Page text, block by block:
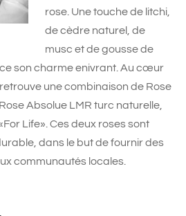
rose. Une touche de litchi,
de cèdre naturel, de
musc et de gousse de
son charme enivrant. Au cœur
une combinaison de Rose
Absolue LMR turc naturelle,
Life». Ces deux roses sont
dans le but de fournir des
communautés locales.